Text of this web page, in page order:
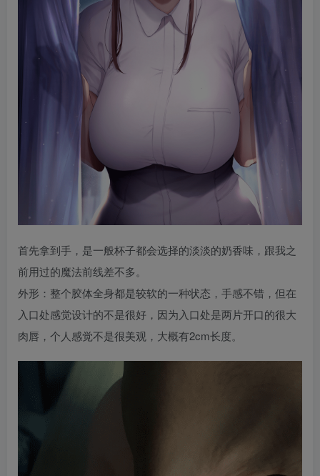
首先拿到手，是一般杯子都会选择的淡淡的奶香味，跟我之
前用过的魔法前线差不多。
外形：整个胶体全身都是较软的一种状态，手感不错，但在
入口处感觉设计的不是很好，因为入口处是两片开口的很大
肉唇，个人感觉不是很美观，大概有2cm长度。